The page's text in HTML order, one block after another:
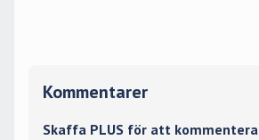
Kommentarer
Skaffa PLUS för att kommentera